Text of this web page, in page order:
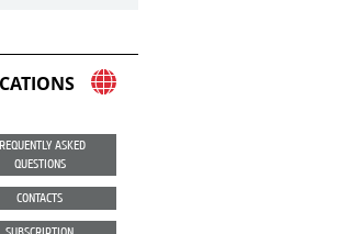
ASKED
QUESTIONS
CONTACTS